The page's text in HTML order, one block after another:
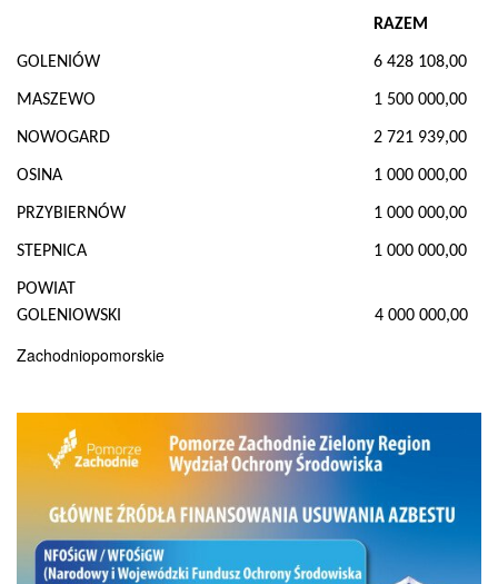
GOLENI ÓW
RAZEM
6 428 108,00
MASZEWO 1 500 000,00
NOWOGARD 2 721 939,00
OSINA 1 000 000,00
PRZYBIERNÓW 1 000 000,00
STEPNICA 1 000 000,00
POWIAT
GOLENIOWSKI
4 000 000,00
Zachodniopomorskie